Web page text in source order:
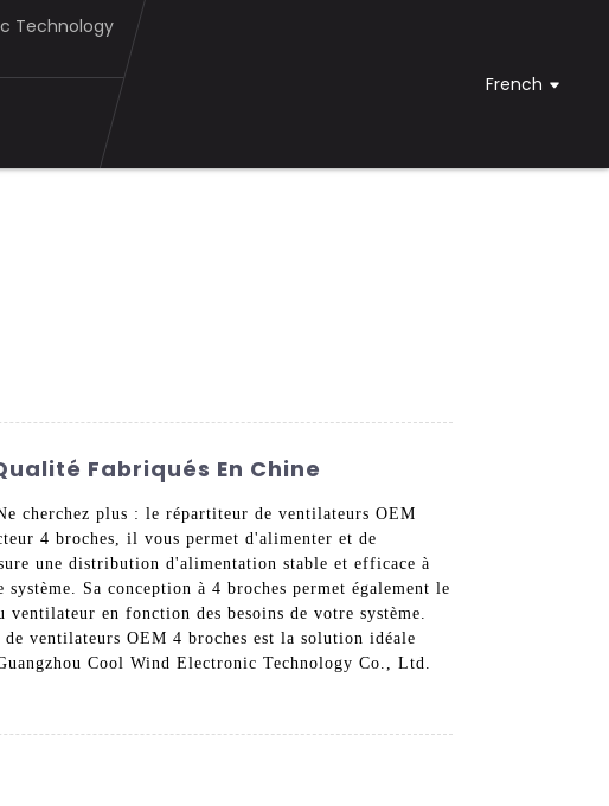
Technology
French
Fabriqués En Chine
cherchez plus : le répartiteur de ventilateurs OEM
4 broches, il vous permet d'alimenter et de
une distribution d'alimentation stable et efficace à
Sa conception à 4 broches permet également le
en fonction des besoins de votre système.
ventilateurs OEM 4 broches est la solution idéale
Cool Wind Electronic Technology Co., Ltd.